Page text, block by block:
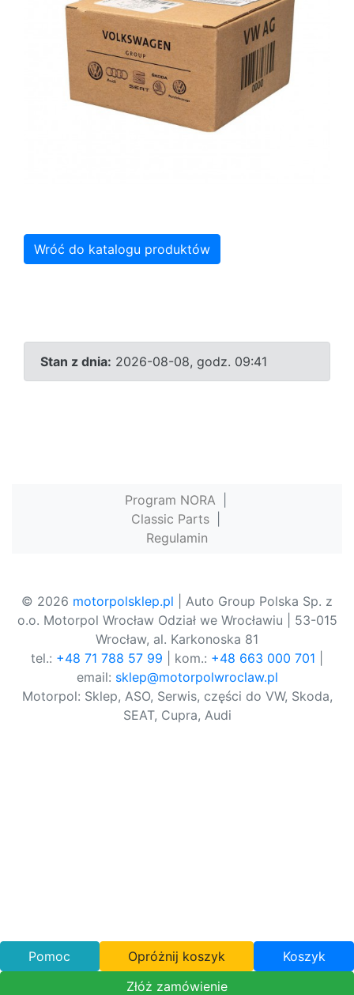
Wróć do katalogu produktów
Stan z dnia: 2026-08-08, godz. 09:41
Program NORA
Classic Parts
Regulamin
© 2026 motorpolsklep.pl | Auto Group Polska Sp. z
o.o. Motorpol Wrocław Odział we Wrocławiu | 53-015
Wrocław, al. Karkonoska 81
tel.: +48 71 788 57 99 | kom.: +48 663 000 701
email: sklep@motorpolwroclaw.pl
Motorpol: Sklep, ASO, Serwis, części do VW, Skoda,
SEAT, Cupra, Audi
Pomoc Opróżnij koszyk
Koszyk
Złóż zamówienie